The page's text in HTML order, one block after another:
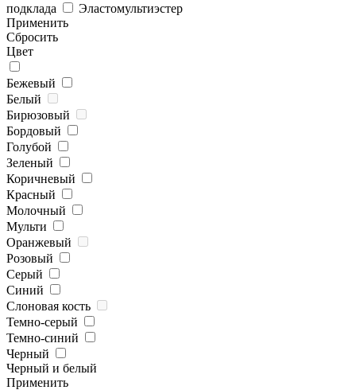
подклада
Эластомультиэстер
Применить
Cбросить
Цвет
Бежевый
Белый
Бирюзовый
Бордовый
Голубой
Зеленый
Коричневый
Красный
Молочный
Мульти
Оранжевый
Розовый
Серый
Синий
Слоновая кость
Темно-серый
Темно-синий
Черный
Черный и белый
Применить